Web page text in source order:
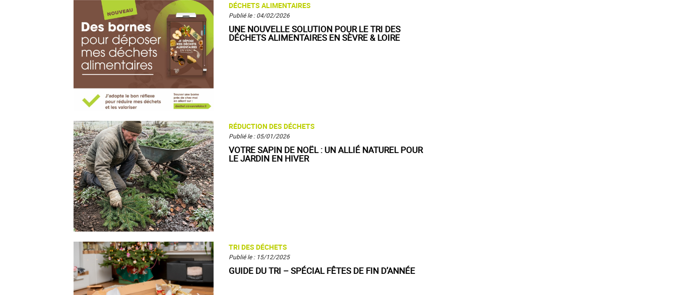
DÉCHETS ALIMENTAIRES
Publié le : 04/02/2026
UNE NOUVELLE SOLUTION POUR LE TRI DES
DÉCHETS ALIMENTAIRES EN SÈVRE & LOIRE
RÉDUCTION DES DÉCHETS
Publié le : 05/01/2026
VOTRE SAPIN DE NOËL : UN ALLIÉ NATUREL POUR
LE JARDIN EN HIVER
TRI DES DÉCHETS
Publié le : 15/12/2025
GUIDE DU TRI – SPÉCIAL FÊTES DE FIN D’ANNÉE